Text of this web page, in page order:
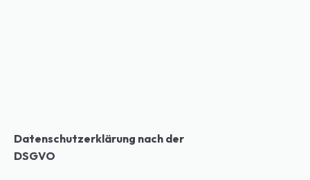
Datenschutzerklärung nach der
DSGVO